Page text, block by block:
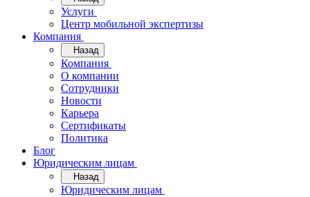
Услуги
Центр мобильной экспертизы
Компания
Назад
Компания
О компании
Сотрудники
Новости
Карьера
Сертификаты
Политика
Блог
Юридическим лицам
Назад
Юридическим лицам